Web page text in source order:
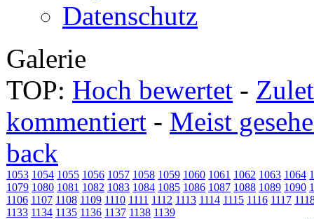
Datenschutz
Galerie
TOP: Hoch bewertet -
kommentiert - Meist
back
1053 1054 1055 1056 1057 1058 1059 1060 1061 1062 1063 1064
1079 1080 1081 1082 1083 1084 1085 1086 1087 1088 1089 1090
1106 1107 1108 1109 1110 1111 1112 1113 1114 1115 1116 1117
1133 1134 1135 1136 1137 1138 1139